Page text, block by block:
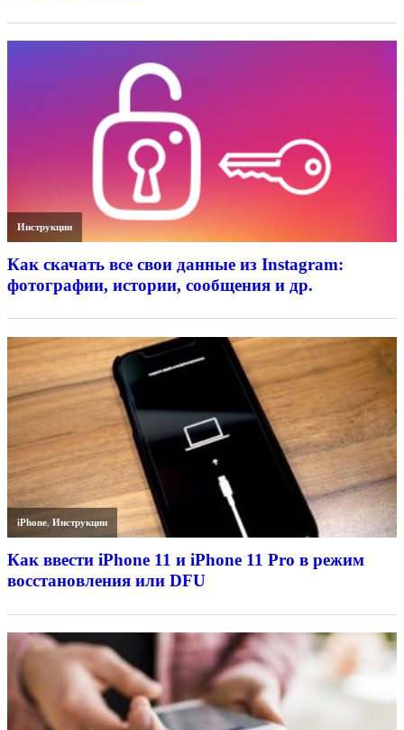
Инструкции
Как скачать все свои данные из Instagram:
фотографии, истории, сообщения и др.
iPhone,Инструкции
Как ввести iPhone 11 и iPhone 11 Pro в режим
восстановления или DFU